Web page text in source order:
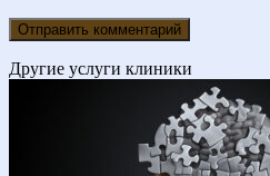
Другие услуги клиники